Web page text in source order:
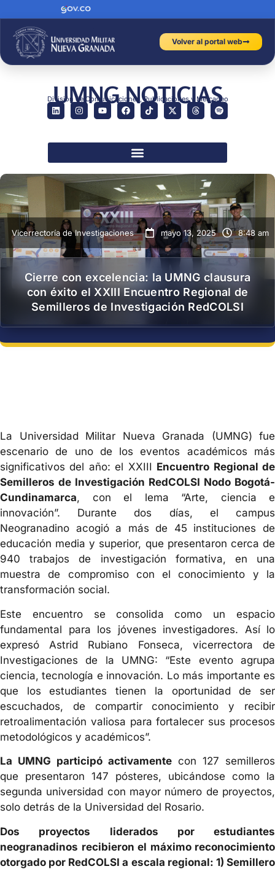
Volver al portal web
UMNG NOTICIAS
División de Comunicaciones, Publicaciones y Mercadeo
Vicerrectoría de Investigaciones mayo 13, 2025 8:48 am
Cierre con excelencia: la UMNG clausura
con éxito el XXIII Encuentro Regional de
Semilleros de Investigación RedCOLSI
La Universidad Militar Nueva Granada (UMNG) fue
escenario de uno de los eventos académicos más
significativos del año: el XXIII Encuentro Regional de
Semilleros de Investigación RedCOLSI Nodo Bogotá-
Cundinamarca, con el lema “Arte, ciencia e
innovación”. Durante dos días, el campus
Neogranadino acogió a más de 45 instituciones de
educación media y superior, que presentaron cerca de
940 trabajos de investigación formativa, en una
muestra de compromiso con el conocimiento y la
transformación social.
Este encuentro se consolida como un espacio
fundamental para los jóvenes investigadores. Así lo
expresó Astrid Rubiano Fonseca, vicerrectora de
Investigaciones de la UMNG: “Este evento agrupa
ciencia, tecnología e innovación. Lo más importante es
que los estudiantes tienen la oportunidad de ser
escuchados, de compartir conocimiento y recibir
retroalimentación valiosa para fortalecer sus procesos
metodológicos y académicos”.
La UMNG participó activamente con 127 semilleros
que presentaron 147 pósteres, ubicándose como la
segunda universidad con mayor número de proyectos,
solo detrás de la Universidad del Rosario.
Dos proyectos liderados por estudiantes
neogranadinos recibieron el máximo reconocimiento
otorgado por RedCOLSI a escala regional: 1) Semillero